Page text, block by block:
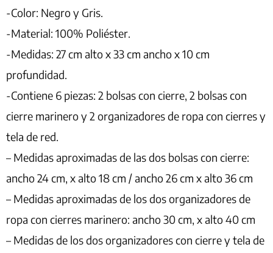
-Color: Negro y Gris.
-Material: 100% Poliéster.
-Medidas: 27 cm alto x 33 cm ancho x 10 cm
profundidad.
-Contiene 6 piezas: 2 bolsas con cierre, 2 bolsas con
cierre marinero y 2 organizadores de ropa con cierres y
tela de red.
– Medidas aproximadas de las dos bolsas con cierre:
ancho 24 cm, x alto 18 cm / ancho 26 cm x alto 36 cm
– Medidas aproximadas de los dos organizadores de
ropa con cierres marinero: ancho 30 cm, x alto 40 cm
– Medidas de los dos organizadores con cierre y tela de